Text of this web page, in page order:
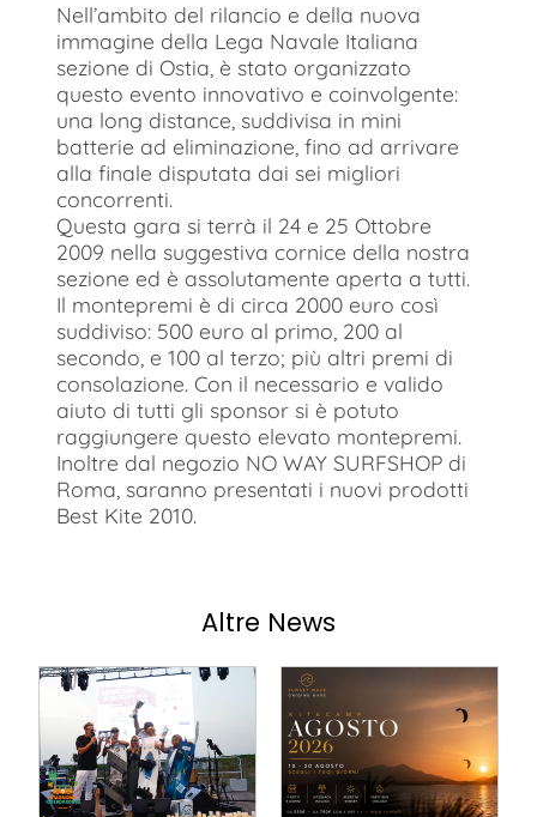
Nell’ambito del rilancio e della nuova
immagine della Lega Navale Italiana
sezione di Ostia, è stato organizzato
questo evento innovativo e coinvolgente:
una long distance, suddivisa in mini
batterie ad eliminazione, fino ad arrivare
alla finale disputata dai sei migliori
concorrenti.
Questa gara si terrà il 24 e 25 Ottobre
2009 nella suggestiva cornice della nostra
sezione ed è assolutamente aperta a tutti.
Il montepremi è di circa 2000 euro così
suddiviso: 500 euro al primo, 200 al
secondo, e 100 al terzo; più altri premi di
consolazione. Con il necessario e valido
aiuto di tutti gli sponsor si è potuto
raggiungere questo elevato montepremi.
Inoltre dal negozio NO WAY SURFSHOP di
Roma, saranno presentati i nuovi prodotti
Best Kite 2010.
Altre News